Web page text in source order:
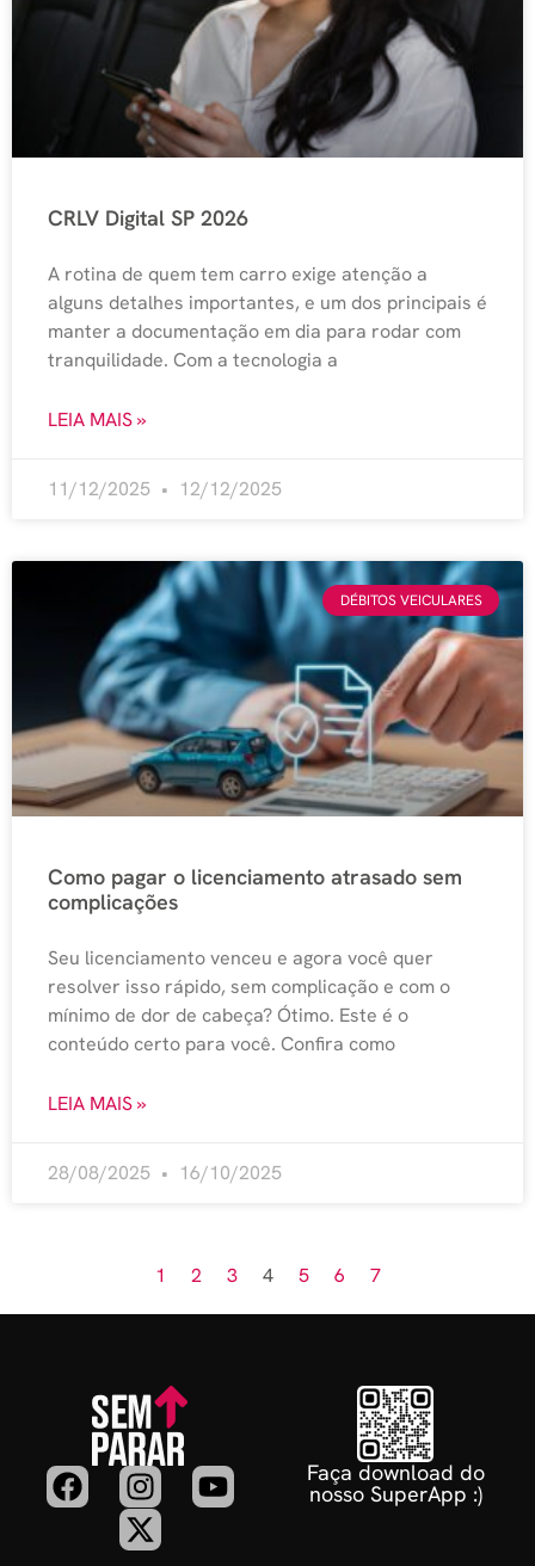
CRLV Digital SP 2026
A rotina de quem tem carro exige atenção a
alguns detalhes importantes, e um dos principais é
manter a documentação em dia para rodar com
tranquilidade. Com a tecnologia a
LEIA MAIS »
11/12/2025 12/12/2025
DÉBITOS VEICULARES
Como pagar o licenciamento atrasado sem
complicações
Seu licenciamento venceu e agora você quer
resolver isso rápido, sem complicação e com o
mínimo de dor de cabeça? Ótimo. Este é o
conteúdo certo para você. Confira como
LEIA MAIS »
28/08/2025 16/10/2025
1 2 3 4 5 6 7
Faça download do
nosso SuperApp :)